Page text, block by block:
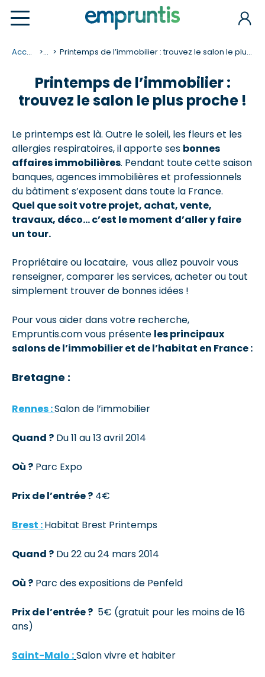
Accueil ... Printemps de l’immobilier : trouvez le salon le plus proche !
Printemps de l’immobilier :
trouvez le salon le plus proche !
Le printemps est là. Outre le soleil, les fleurs et les
allergies respiratoires, il apporte ses bonnes
affaires immobilières. Pendant toute cette saison
banques, agences immobilières et professionnels
du bâtiment s’exposent dans toute la France.
Quel que soit votre projet, achat, vente,
travaux, déco… c’est le moment d’aller y faire
un tour.
Propriétaire ou locataire, vous allez pouvoir vous
renseigner, comparer les services, acheter ou tout
simplement trouver de bonnes idées !
Pour vous aider dans votre recherche,
Empruntis.com vous présente les principaux
salons de l’immobilier et de l’habitat en France :
Bretagne :
Rennes :Salon de l’immobilier
Quand ? Du 11 au 13 avril 2014
Où ? Parc Expo
Prix de l’entrée ? 4€
Brest :Habitat Brest Printemps
Quand ? Du 22 au 24 mars 2014
Où ? Parc des expositions de Penfeld
Prix de l’entrée ? 5€ (gratuit pour les moins de 16
ans)
Saint-Malo :Salon vivre et habiter